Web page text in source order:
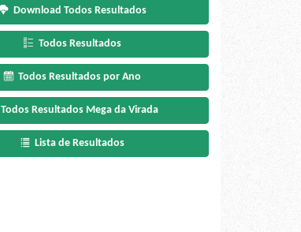
Download Todos Resultados
Todos Resultados
Todos Resultados por Ano
Todos Resultados Mega da Virada
Lista de Resultados